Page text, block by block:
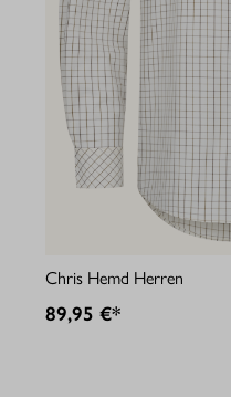
Chris Hemd Herren
89,95 €*